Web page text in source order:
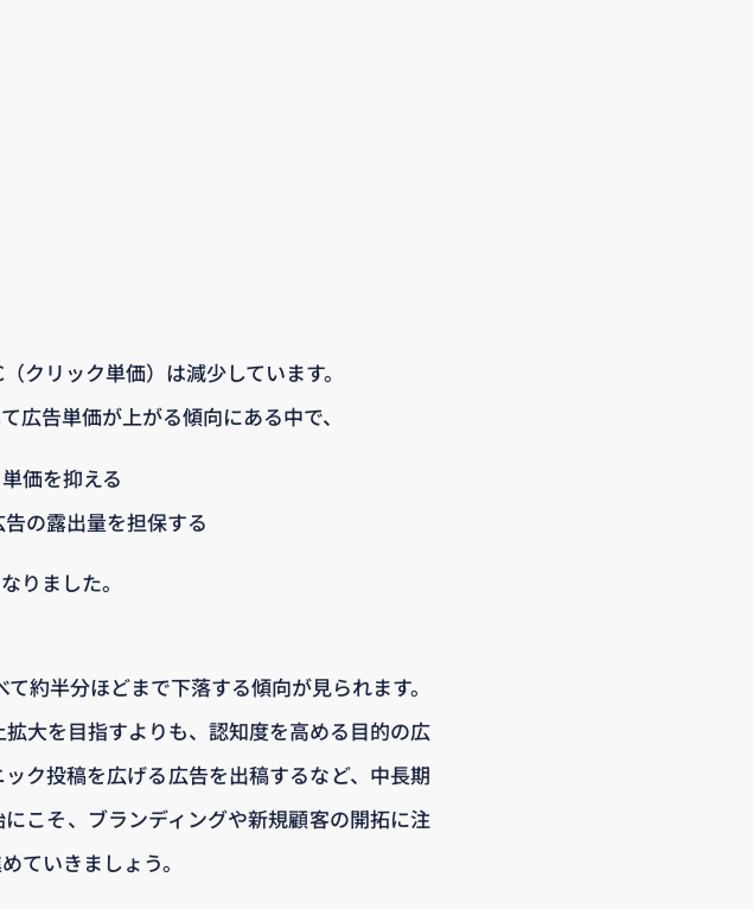
クリック単価）は減少しています。
広告単価が上がる傾向にある中で、
価を抑える
の露出量を担保する
りました。
約半分ほどまで下落する傾向が見られます。
大を目指すよりも、認知度を高める目的の広
ク投稿を広げる広告を出稿するなど、中長期
こそ、ブランディングや新規顧客の開拓に注
ていきましょう。